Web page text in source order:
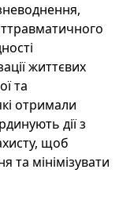
життєвих
та
отримали
дії з
щоб
та мінімізувати